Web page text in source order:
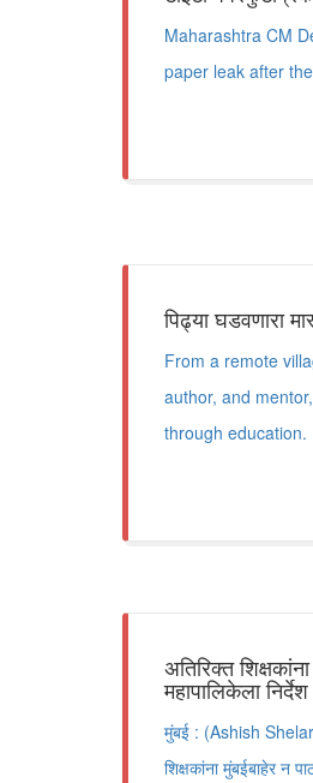
Maharashtra CM
paper leak after
पिढ्या घडवणारा
From a remote
author, and
through education.
अतिरिक्त
महापालिकेला निर्देश
मुंबई : (Ashish
शिक्षकांना मुंबईबाहेर न